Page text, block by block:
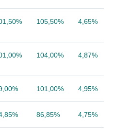
105,50% 4,65%
104,00% 4,87%
101,00% 4,95%
86,85% 4,75%